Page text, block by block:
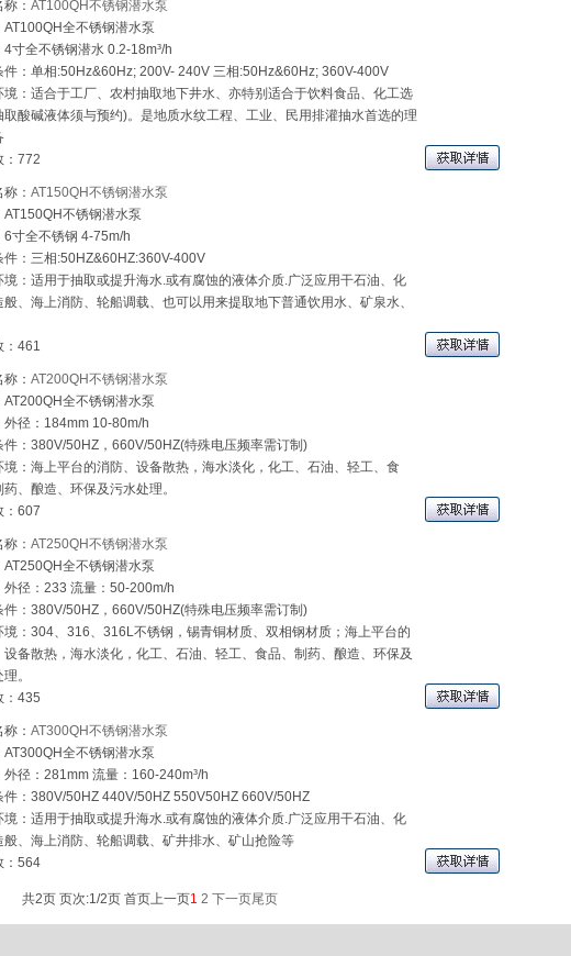
： AT100QH不锈钢潜水泵
AT100QH全不锈钢潜水泵
4寸全不锈钢潜水 0.2-18m³/h
件：单相:50Hz&60Hz; 200V- 240V 三相:50Hz&60Hz; 360V-400V
境：适合于工厂、农村抽取地下井水、亦特别适合于饮料食品、化工选
取酸碱液体须与预约)。是地质水纹工程、工业、民用排灌抽水首选的理
：772
： AT150QH不锈钢潜水泵
AT150QH不锈钢潜水泵
6寸全不锈钢 4-75m/h
件：三相:50HZ&60HZ:360V-400V
境：适用于抽取或提升海水.或有腐蚀的液体介质.广泛应用干石油、化
般、海上消防、轮船调载、也可以用来提取地下普通饮用水、矿泉水、
：461
： AT200QH不锈钢潜水泵
AT200QH全不锈钢潜水泵
外径：184mm 10-80m/h
件：380V/50HZ，660V/50HZ(特殊电压频率需订制)
境：海上平台的消防、设备散热，海水淡化，化工、石油、轻工、食
、酿造、环保及污水处理。
：607
： AT250QH不锈钢潜水泵
AT250QH全不锈钢潜水泵
外径：233 流量：50-200m/h
件：380V/50HZ，660V/50HZ(特殊电压频率需订制)
境：304、316、316L不锈钢，锡青铜材质、双相钢材质；海上平台的
设备散热，海水淡化，化工、石油、轻工、食品、制药、酿造、环保及
。
：435
： AT300QH不锈钢潜水泵
AT300QH全不锈钢潜水泵
外径：281mm 流量：160-240m³/h
件：380V/50HZ 440V/50HZ 550V50HZ 660V/50HZ
境：适用于抽取或提升海水.或有腐蚀的液体介质.广泛应用干石油、化
般、海上消防、轮船调载、矿井排水、矿山抢险等
：564
共2页 页次:1/2页 首页上一页1 2 下一页尾页